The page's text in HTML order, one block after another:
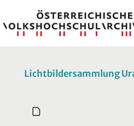
Lichtbildersammlung